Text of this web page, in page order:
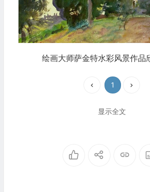
绘画大师萨金特水彩风景作品
1
显示全文